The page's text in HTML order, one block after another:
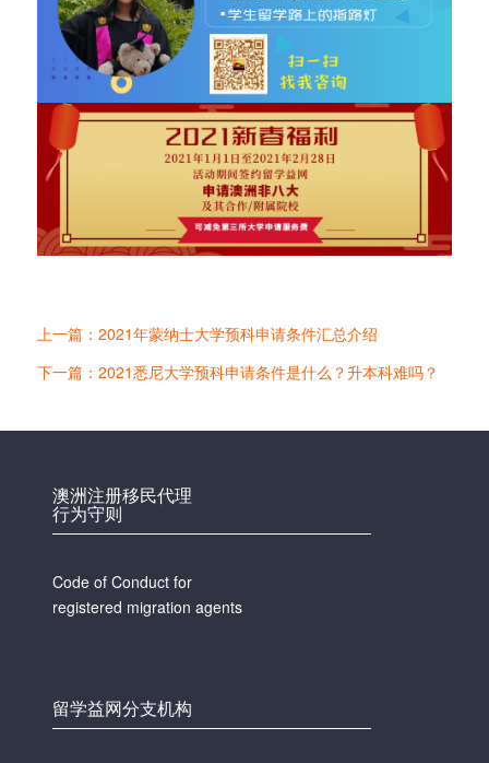
上一篇：2021年蒙纳士大学预科申请条件汇总介绍
下一篇：2021悉尼大学预科申请条件是什么？升本科难吗？
澳洲注册移民代理
行为守则
Code of Conduct for
registered migration agents
留学益网分支机构